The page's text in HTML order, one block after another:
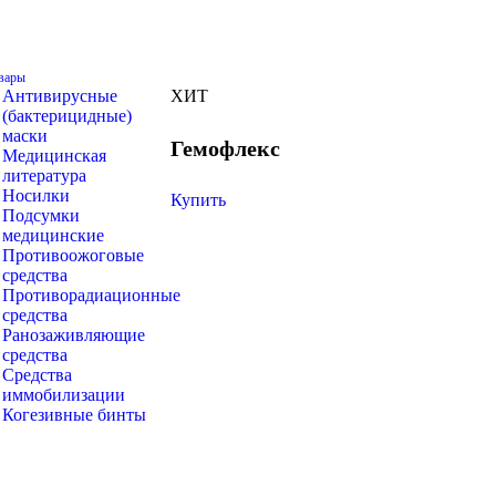
Антивирусные
(бактерицидные)
маски
Медицинская
литература
Носилки
Подсумки
медицинские
Противоожоговые
средства
Противорадиационные
средства
Ранозаживляющие
средства
Средства
иммобилизации
Когезивные бинты
ХИТ
Гемофлекс
Купить